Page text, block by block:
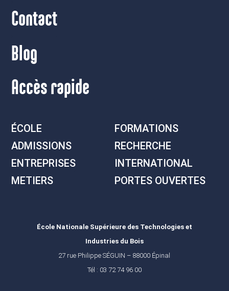
Contact
Blog
Accès rapide
ÉCOLE
FORMATIONS
ADMISSIONS
RECHERCHE
ENTREPRISES
INTERNATIONAL
METIERS
PORTES OUVERTES
École Nationale Supérieure des Technologies et
Industries du Bois
27 rue Philippe SÉGUIN – 88000 Épinal
Tél : 03 72 74 96 00